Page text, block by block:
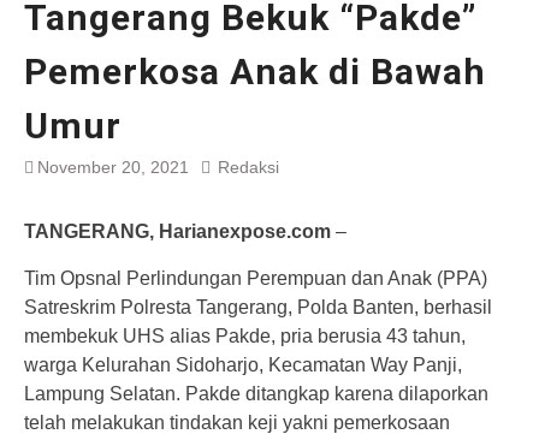
Tangerang Bekuk “Pakde”
Pemerkosa Anak di Bawah
Umur
November 20, 2021 Redaksi
TANGERANG, Harianexpose.com –
Tim Opsnal Perlindungan Perempuan dan Anak (PPA)
Satreskrim Polresta Tangerang, Polda Banten, berhasil
membekuk UHS alias Pakde, pria berusia 43 tahun,
warga Kelurahan Sidoharjo, Kecamatan Way Panji,
Lampung Selatan. Pakde ditangkap karena dilaporkan
telah melakukan tindakan keji yakni pemerkosaan